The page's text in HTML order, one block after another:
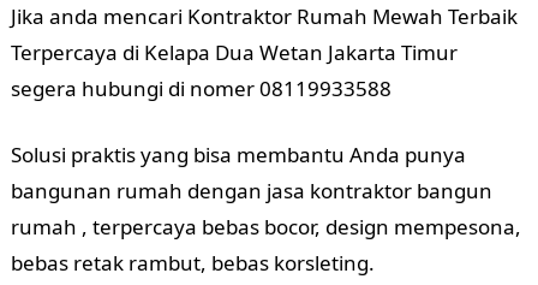
Jika anda mencari Kontraktor Rumah Mewah Terbaik
Terpercaya di Kelapa Dua Wetan Jakarta Timur
segera hubungi di nomer 08119933588
Solusi praktis yang bisa membantu Anda punya
bangunan rumah dengan jasa kontraktor bangun
rumah , terpercaya bebas bocor, design mempesona,
bebas retak rambut, bebas korsleting.